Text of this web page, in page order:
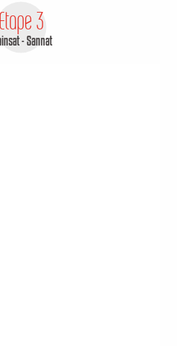
Etape 3
- Sannat